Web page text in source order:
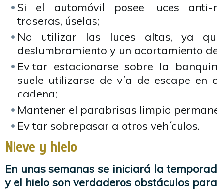
Si el automóvil posee luces anti-
traseras, úselas;
No utilizar las luces altas, ya
deslumbramiento y un acortamiento
Evitar estacionarse sobre la
suele utilizarse de vía de escape en
cadena;
Mantener el parabrisas limpio
Evitar sobrepasar a otros vehículos.
Nieve y hielo
En unas semanas se iniciará la
y el hielo son verdaderos obstáculos